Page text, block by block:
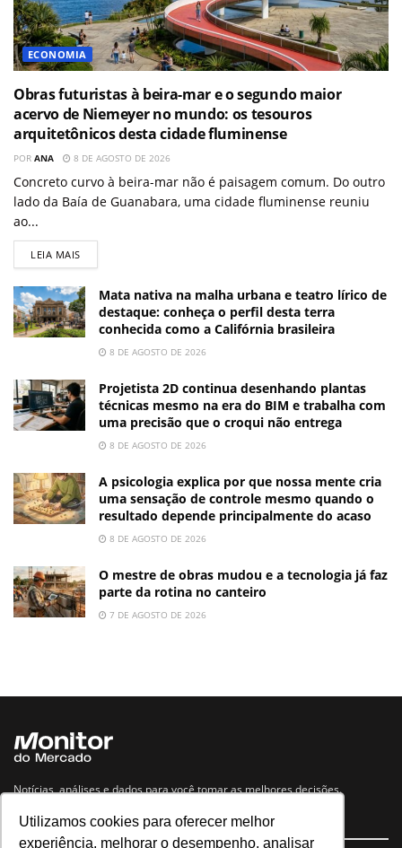
Utilizamos cookies para oferecer melhor
experiência, melhorar o desempenho, analisar
ECONOMIA
Obras futuristas à beira-mar e o segundo maior
acervo de Niemeyer no mundo: os tesouros
arquitetônicos desta cidade fluminense
POR ANA 8 DE AGOSTO DE 2026
Concreto curvo à beira-mar não é paisagem comum. Do outro
lado da Baía de Guanabara, uma cidade fluminense reuniu
ao...
LEIA MAIS
Mata nativa na malha urbana e teatro lírico de
destaque: conheça o perfil desta terra
conhecida como a Califórnia brasileira
8 DE AGOSTO DE 2026
Projetista 2D continua desenhando plantas
técnicas mesmo na era do BIM e trabalha com
uma precisão que o croqui não entrega
8 DE AGOSTO DE 2026
A psicologia explica por que nossa mente cria
uma sensação de controle mesmo quando o
resultado depende principalmente do acaso
8 DE AGOSTO DE 2026
O mestre de obras mudou e a tecnologia já faz
parte da rotina no canteiro
7 DE AGOSTO DE 2026
Notícias, análises e dados para você tomar as melhores decisões.
Navegue no site